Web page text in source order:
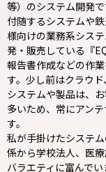
等）のシステム開発
付随するシステムや
様向けの業務系シス
発・販売している『
報告書作成などの作
す。少し前はクラウ
システムや製品は、
多いため、常にアン
す。
私が手掛けたシステ
係から学校法人、医
バラエティに富んで